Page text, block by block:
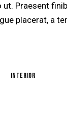
Praesent
placerat, a
interior